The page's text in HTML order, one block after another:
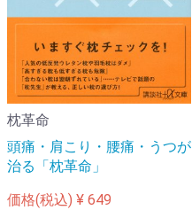
枕革命
頭痛・肩こり・腰痛・うつが
治る「枕革命」
価格(税込) ¥ 649